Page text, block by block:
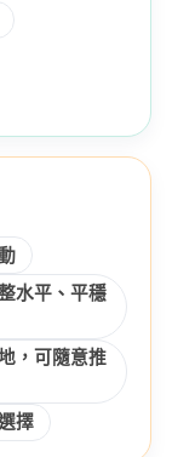
水平、平穩
，可隨意推
擇